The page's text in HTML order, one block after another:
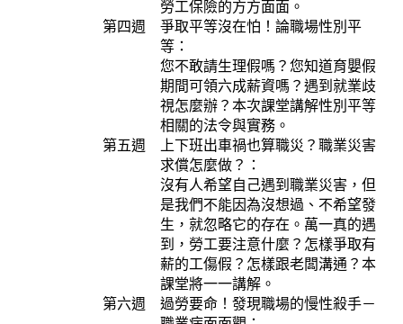
勞工保險的方方面面。
第四週 爭取平等沒在怕！論職場性別平
等：
您不敢請生理假嗎？您知道育嬰假
期間可領六成薪資嗎？遇到就業歧
視怎麼辦？本次課堂講解性別平等
相關的法令與實務。
第五週 上下班出車禍也算職災？職業災害
求償怎麼做？：
沒有人希望自己遇到職業災害，但
是我們不能因為沒想過、不希望發
生，就忽略它的存在。萬一真的遇
到，勞工要注意什麼？怎樣爭取有
薪的工傷假？怎樣跟老闆溝通？本
課堂將一一講解。
第六週 過勞要命！發現職場的慢性殺手－